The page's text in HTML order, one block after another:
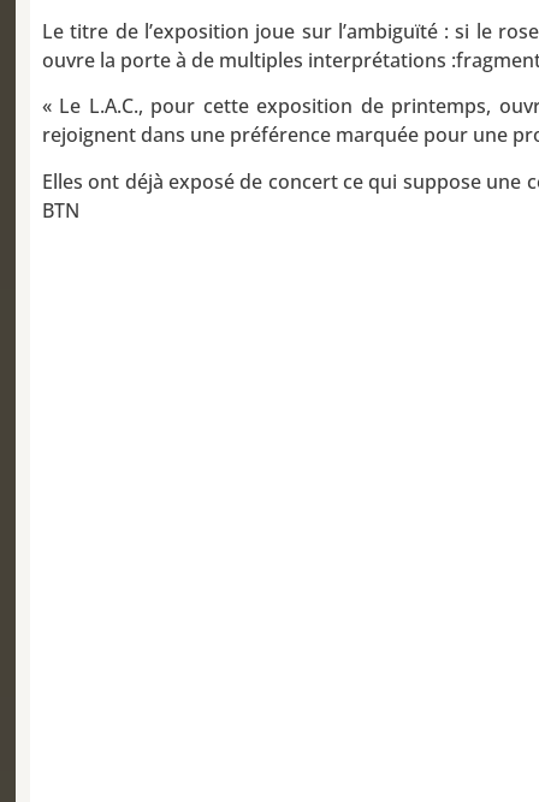
Le titre de l’exposition joue sur l’ambiguïté : si le
ouvre la porte à de multiples interprétations
« Le L.A.C., pour cette exposition de printemps,
rejoignent dans une préférence marquée pour une
Elles ont déjà exposé de concert ce qui suppose une
BTN